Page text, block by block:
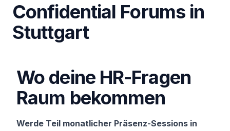
Confidential Forums in
Stuttgart
Wo deine HR-Fragen
Raum bekommen
Werde Teil monatlicher Präsenz-Sessions in